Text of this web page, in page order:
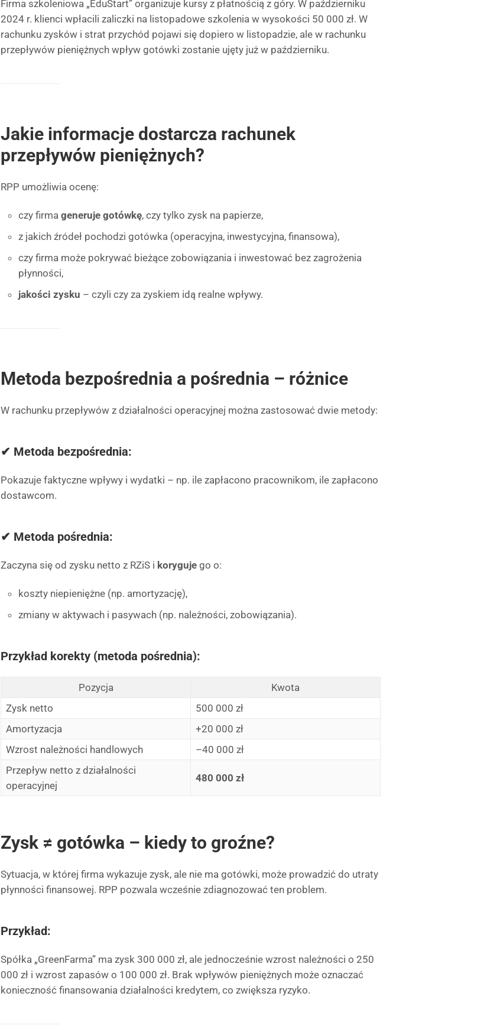
Firma szkoleniowa „EduStart” organizuje kursy z płatnością z góry. W październiku
2024 r. klienci wpłacili zaliczki na listopadowe szkolenia w wysokości 50 000 zł. W
rachunku zysków i strat przychód pojawi się dopiero w listopadzie, ale w rachunku
przepływów pieniężnych wpływ gotówki zostanie ujęty już w październiku.
Jakie informacje dostarcza rachunek
przepływów pieniężnych?
RPP umożliwia ocenę:
czy firma generuje gotówkę, czy tylko zysk na papierze,
z jakich źródeł pochodzi gotówka (operacyjna, inwestycyjna, finansowa),
czy firma może pokrywać bieżące zobowiązania i inwestować bez zagrożenia
płynności,
jakości zysku – czyli czy za zyskiem idą realne wpływy.
Metoda bezpośrednia a pośrednia – różnice
W rachunku przepływów z działalności operacyjnej można zastosować dwie metody:
✔ Metoda bezpośrednia:
Pokazuje faktyczne wpływy i wydatki – np. ile zapłacono pracownikom, ile zapłacono
dostawcom.
✔ Metoda pośrednia:
Zaczyna się od zysku netto z RZiS i koryguje go o:
koszty niepieniężne (np. amortyzację),
zmiany w aktywach i pasywach (np. należności, zobowiązania).
Przykład korekty (metoda pośrednia):
Pozycja
Kwota
Zysk netto
500 000 zł
Amortyzacja
+20 000 zł
Wzrost należności handlowych
–40 000 zł
Przepływ netto z działalności
operacyjnej
480 000 zł
Zysk ≠ gotówka – kiedy to groźne?
Sytuacja, w której firma wykazuje zysk, ale nie ma gotówki, może prowadzić do utraty
płynności finansowej. RPP pozwala wcześnie zdiagnozować ten problem.
Przykład:
Spółka „GreenFarma” ma zysk 300 000 zł, ale jednocześnie wzrost należności o 250
000 zł i wzrost zapasów o 100 000 zł. Brak wpływów pieniężnych może oznaczać
konieczność finansowania działalności kredytem, co zwiększa ryzyko.